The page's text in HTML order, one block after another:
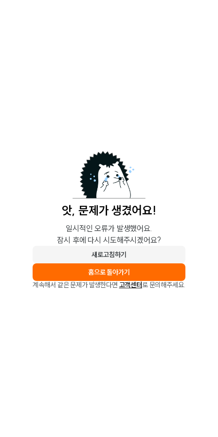
앗, 문제가 생겼어요!
일시적인 오류가 발생했어요.
잠시 후에 다시 시도해주시겠어요?
새로고침하기
홈으로 돌아가기
계속해서 같은 문제가 발생한다면 고객센터로 문의해주세요.